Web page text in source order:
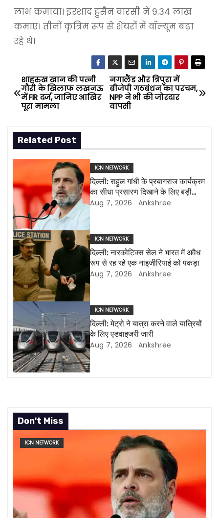
लाभ कमाया। इरशाद हुसैन वारसी ने 9.34 लाख
कमाए। तीनों कृत्रिम रूप से शेयरों में वॉल्यूम बढ़ा
रहे थे।
P
o
t
a
v
i
g
a
t
o
n
नगालैंड और त्रिपुरा में
बीजेपी गठबंधन का परचम,
NPP ने भी की जोरदार
वापसी
शाहरुख खान की पत्नी
गौरी के खिलाफ लखनऊ
में FIR दर्ज, जानिए आखिर
पूरा मामला
Related Post
ICN NETWORK
दिल्ली: राहुल गांधी के प्रयागराज कार्यक्रम
का सीधा प्रसारण दिखाने के लिए बड़ी
एलईडी स्क्रीन लगाई जाएंगी
Aug 7, 2026 Ankshree
ICN NETWORK
दिल्ली: नारकोटिक्स सेल ने भारत में अवैध
रूप से रह रहे एक नाइजीरियाई को पकड़ा
Aug 7, 2026 Ankshree
ICN NETWORK
दिल्ली: मेट्रो ने यात्रा करने वाले यात्रियों
के लिए एडवाइजरी जारी
Aug 7, 2026 Ankshree
Don't Miss
ICN NETWORK